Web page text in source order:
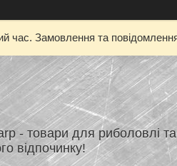
час. Замовлення та
- товари для риболовлі та
відпочинку!